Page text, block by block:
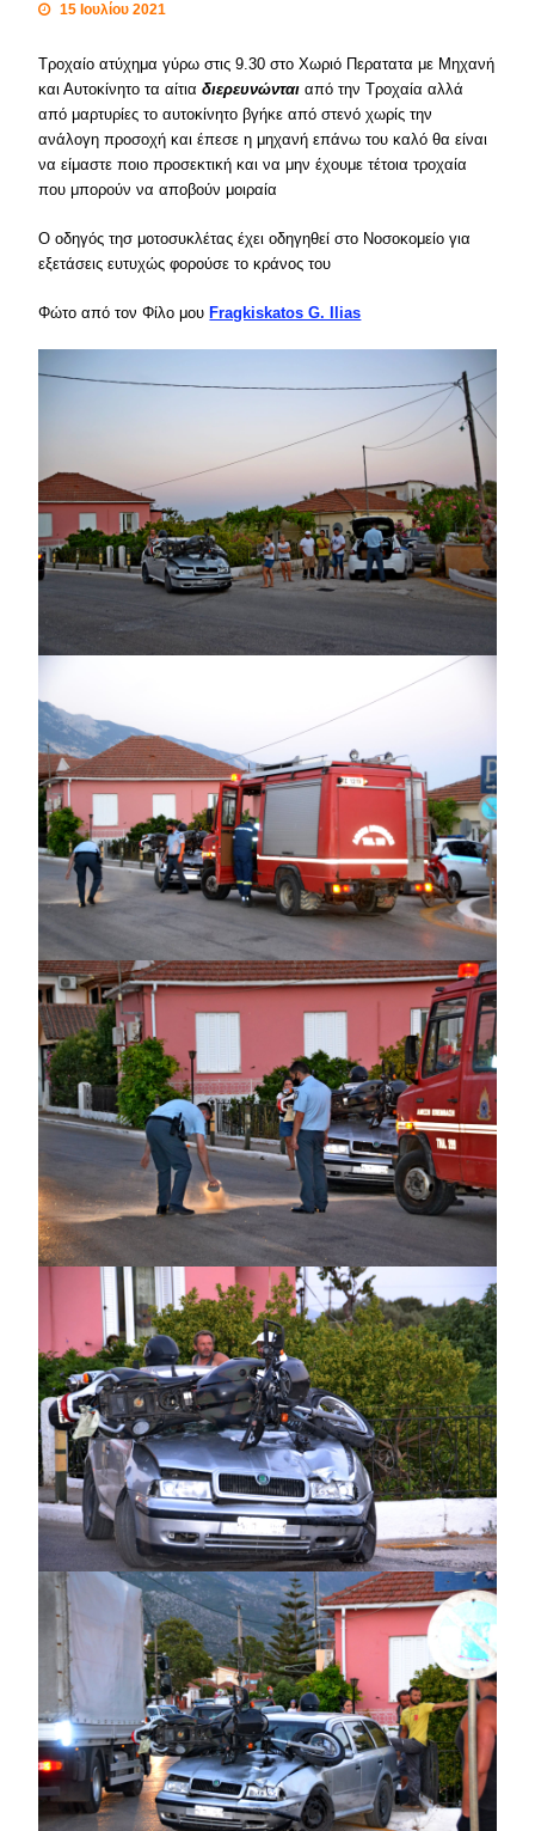
15 Ιουλίου 2021
Τροχαίο ατύχημα γύρω στις 9.30 στο Χωριό Περατατα με Μηχανή
και Αυτοκίνητο τα αίτιαδιερευνώνται από την Τροχαία αλλά
από μαρτυρίες το αυτοκίνητο βγήκε από στενό χωρίς την
ανάλογη προσοχή και έπεσε η μηχανή επάνω του καλό θα είναι
να είμαστε ποιο προσεκτική και να μην έχουμε τέτοια τροχαία
που μπορούν να αποβούν μοιραία
Ο οδηγός τησ μοτοσυκλέτας έχει οδηγηθεί στο Νοσοκομείο για
εξετάσεις ευτυχώς φορούσε το κράνος του
Φώτο από τον Φίλο μου Fragkiskatos G. Ilias